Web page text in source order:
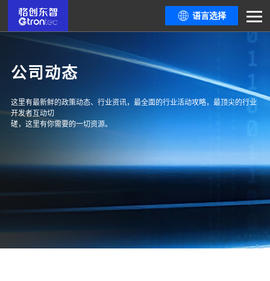
语言选择
公司动态
这里有最新鲜的政策动态、行业资讯，最全面的行业活动攻略，最顶尖的行业
开发者互动切
磋，这里有你需要的一切资源。